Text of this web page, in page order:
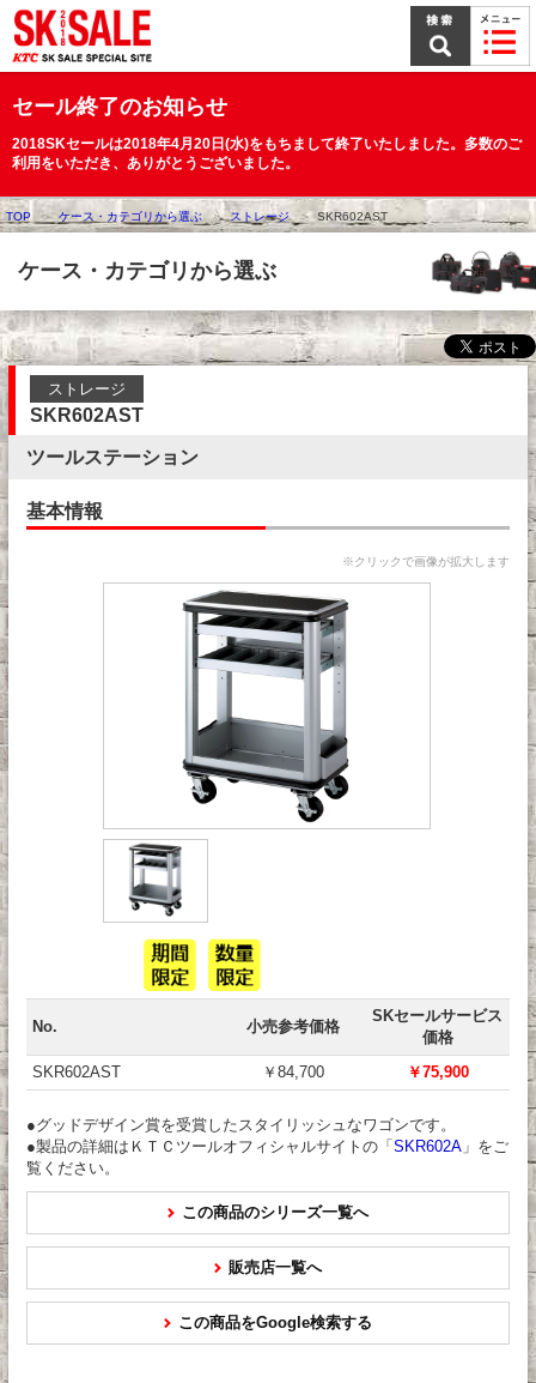
本
文
ま
で
ッ
プ
セール終了のお知らせ
2018SKセールは2018年4月20日(水)をもちまして終了いたしました。多数のご
利用をいただき、ありがとうございました。
TOP ケース・カテゴリから選ぶ ストレージ SKR602AST
ケース・カテゴリから選ぶ
ストレージ
SKR602AST
ツールステーション
基本情報
※クリックで画像が拡大します
No. 小売参考価格
SKセールサービス
価格
SKR602AST
￥84,700 ￥75,900
●グッドデザイン賞を受賞したスタイリッシュなワゴンです。
●製品の詳細はＫＴＣツールオフィシャルサイトの「 SKR602A 」をご
覧ください。
この商品のシリーズ一覧へ
販売店一覧へ
この商品をGoogle検索する